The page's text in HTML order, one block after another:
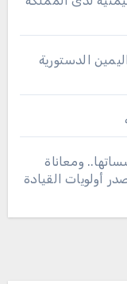
الدستورية
ومعاناة
أولويات القيادة